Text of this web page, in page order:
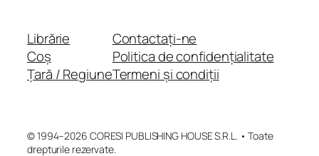
Librărie
Coș
Țară / Regiune
Contactați-ne
Politica de confidențialitate
Termeni și condiții
© 1994–2026 CORESI PUBLISHING HOUSE S.R.L. • Toate
drepturile rezervate.